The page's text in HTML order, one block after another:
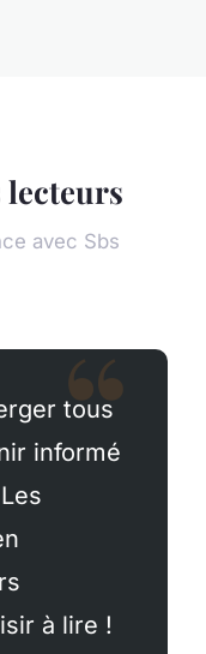
lecteurs
avec Sbs
tous
informé
à lire !